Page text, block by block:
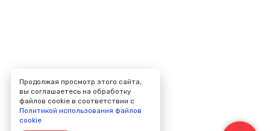
Продолжая просмотр этого сайта,
вы соглашаетесь на обработку
файлов cookie в соответствии с
Политикой использования файлов
cookie